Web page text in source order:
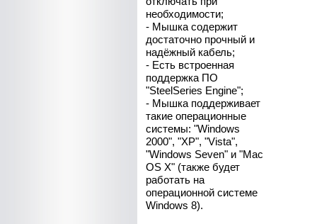
необходимости;
- Мышка содержит
достаточно прочный и
надёжный кабель;
- Есть встроенная
поддержка ПО
"SteelSeries Engine";
- Мышка поддерживает
такие операционные
системы: "Windows
2000", "XP", "Vista",
"Windows Seven" и "Mac
OS X" (также будет
работать на
операционной системе
Windows 8).